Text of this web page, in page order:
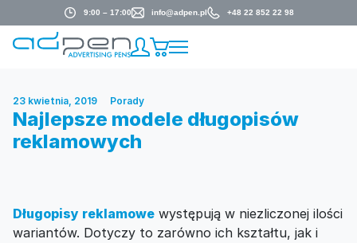
9:00 – 17:00 info@adpen.pl +48 22 852 22 98
23 kwietnia, 2019 Porady
Najlepsze modele długopisów
reklamowych
Długopisy reklamowe występują w niezliczonej ilości
wariantów. Dotyczy to zarówno ich kształtu, jak i